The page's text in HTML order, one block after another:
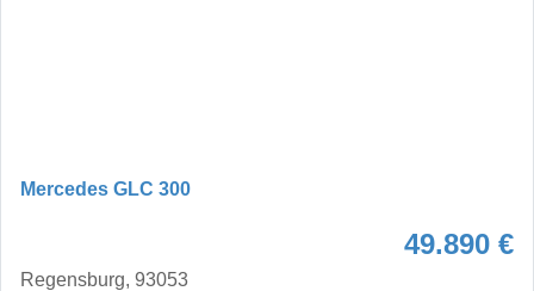
Mercedes GLC 300
49.890 €
Regensburg, 93053